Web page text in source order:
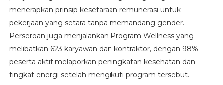
menerapkan prinsip kesetaraan remunerasi untuk
pekerjaan yang setara tanpa memandang gender.
Perseroan juga menjalankan Program Wellness yang
melibatkan 623 karyawan dan kontraktor, dengan 98%
peserta aktif melaporkan peningkatan kesehatan dan
tingkat energi setelah mengikuti program tersebut.